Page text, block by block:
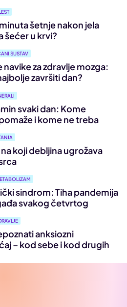
šetnje nakon jela
šećer u krvi?
SUSTAV
navike za zdravlje mozga:
završiti dan?
svaki dan: Kome
i kome ne treba
koji debljina ugrožava
sindrom: Tiha pandemija
svakog četvrtog
anksiozni
– kod sebe i kod drugih